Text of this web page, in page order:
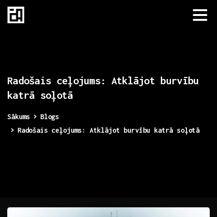
Radošais ceļojums: Atklājot burvību
katrā soļotā
Sākums
Blogs
Radošais ceļojums: Atklājot burvību katrā soļotā